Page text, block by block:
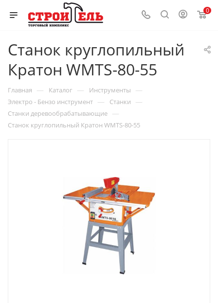
0
Станок круглопильный
Кратон WMTS-80-55
Главная — Каталог — Инструменты —
Электро - Бензо инструмент — Станки —
Станки деревообрабатывающие —
Станок круглопильный Кратон WMTS-80-55